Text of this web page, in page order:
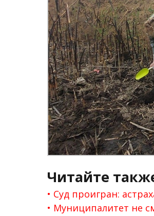
Читайте
Суд проигран:
Муниципалитет не